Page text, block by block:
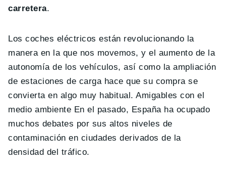
carretera.
Los coches eléctricos están revolucionando la
manera en la que nos movemos, y el aumento de la
autonomía de los vehículos, así como la ampliación
de estaciones de carga hace que su compra se
convierta en algo muy habitual. Amigables con el
medio ambiente En el pasado, España ha ocupado
muchos debates por sus altos niveles de
contaminación en ciudades derivados de la
densidad del tráfico.